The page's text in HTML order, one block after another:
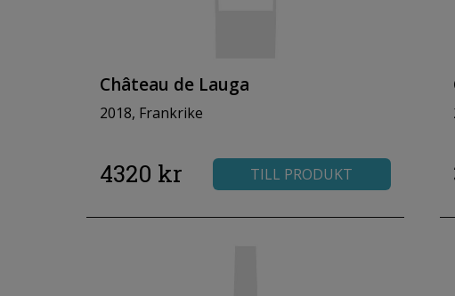
Château de Lauga
2018, Frankrike
4320 kr TILL PRODUKT